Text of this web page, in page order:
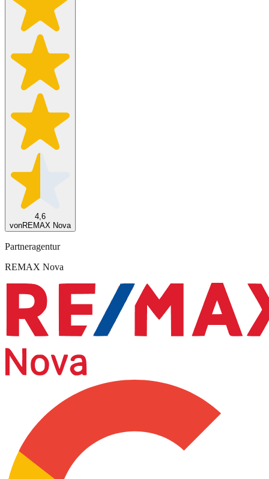
4,6
vonREMAX Nova
Partneragentur
REMAX Nova